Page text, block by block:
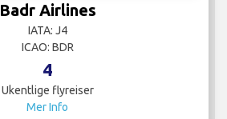
Badr Airlines
IATA: J4
ICAO: BDR
4
Ukentlige flyreiser
Mer Info